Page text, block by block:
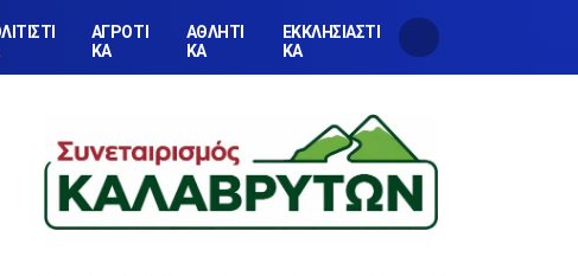
ΑΓΡΟΤΙ
ΚΑ
ΑΘΛΗΤΙ
ΚΑ
ΕΚΚΛΗΣΙΑΣΤΙ
ΚΑ